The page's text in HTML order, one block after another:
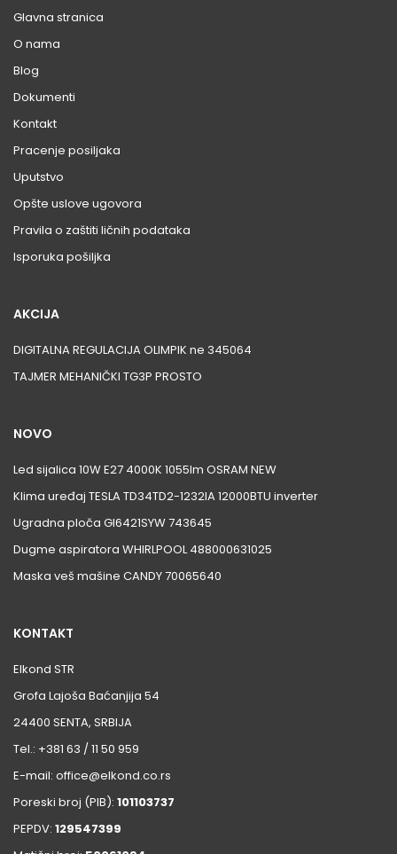
Glavna stranica
O nama
Blog
Dokumenti
Kontakt
Pracenje posiljaka
Uputstvo
Opšte uslove ugovora
Pravila o zaštiti ličnih podataka
Isporuka pošiljka
AKCIJA
DIGITALNA REGULACIJA OLIMPIK ne 345064
TAJMER MEHANIČKI TG3P PROSTO
NOVO
Led sijalica 10W E27 4000K 1055lm OSRAM NEW
Klima uređaj TESLA TD34TD2-1232IA 12000BTU inverter
Ugradna ploča GI6421SYW 743645
Dugme aspiratora WHIRLPOOL 488000631025
Maska veš mašine CANDY 70065640
KONTAKT
Elkond STR
Grofa Lajoša Baćanjija 54
24400 SENTA, SRBIJA
Tel.: +381 63 / 11 50 959
E-mail: office@elkond.co.rs
Poreski broj (PIB): 101103737
PEPDV: 129547399